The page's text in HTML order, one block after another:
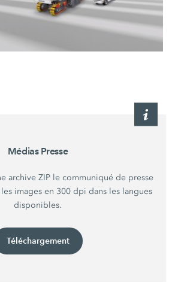
Médias Presse
archive ZIP le communiqué de presse
images en 300 dpi dans les langues
disponibles.
Téléchargement